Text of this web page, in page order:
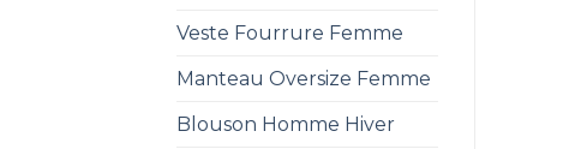
Veste Fourrure Femme
Manteau Oversize Femme
Blouson Homme Hiver